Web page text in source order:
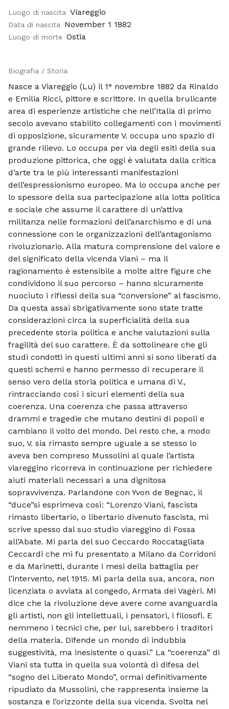
Luogo di nascita Viareggio
Data di nascita November 1 1882
Luogo di morte Ostia
Biografia / Storia
Nasce a Viareggio (Lu) il 1° novembre 1882 da Rinaldo
e Emilia Ricci, pittore e scrittore. In quella brulicante
area di esperienze artistiche che nell’Italia di primo
secolo avevano stabilito collegamenti con i movimenti
di opposizione, sicuramente V. occupa uno spazio di
grande rilievo. Lo occupa per via degli esiti della sua
produzione pittorica, che oggi è valutata dalla critica
d’arte tra le più interessanti manifestazioni
dell’espressionismo europeo. Ma lo occupa anche per
lo spessore della sua partecipazione alla lotta politica
e sociale che assume il carattere di un’attiva
militanza nelle formazioni dell’anarchismo e di una
connessione con le organizzazioni dell’antagonismo
rivoluzionario. Alla matura comprensione del valore e
del significato della vicenda Viani – ma il
ragionamento è estensibile a molte altre figure che
condividono il suo percorso – hanno sicuramente
nuociuto i riflessi della sua “conversione” al fascismo.
Da questa assai sbrigativamente sono state tratte
considerazioni circa la superficialità della sua
precedente storia politica e anche valutazioni sulla
fragilità del suo carattere. È da sottolineare che gli
studi condotti in questi ultimi anni si sono liberati da
questi schemi e hanno permesso di recuperare il
senso vero della storia politica e umana di V.,
rintracciando così i sicuri elementi della sua
coerenza. Una coerenza che passa attraverso
drammi e tragedie che mutano destini di popoli e
cambiano il volto del mondo. Del resto che, a modo
suo, V. sia rimasto sempre uguale a se stesso lo
aveva ben compreso Mussolini al quale l’artista
viareggino ricorreva in continuazione per richiedere
aiuti materiali necessari a una dignitosa
sopravvivenza. Parlandone con Yvon de Begnac, il
“duce”si esprimeva così: “Lorenzo Viani, fascista
rimasto libertario, o libertario divenuto fascista, mi
scrive spesso dal suo studio viareggino di Fossa
all’Abate. Mi parla del suo Ceccardo Roccatagliata
Ceccardi che mi fu presentato a Milano da Corridoni
e da Marinetti, durante i mesi della battaglia per
l’intervento, nel 1915. Mi parla della sua, ancora, non
licenziata o avviata al congedo, Armata dei Vagèri. Mi
dice che la rivoluzione deve avere come avanguardia
gli artisti, non gli intellettuali, i pensatori, i filosofi. E
nemmeno i tecnici che, per lui, sarebbero i traditori
della materia. Difende un mondo di indubbia
suggestività, ma inesistente o quasi.” La “coerenza” di
Viani sta tutta in quella sua volontà di difesa del
“sogno del Liberato Mondo”, ormai definitivamente
ripudiato da Mussolini, che rappresenta insieme la
sostanza e l’orizzonte della sua vicenda. Svolta nel